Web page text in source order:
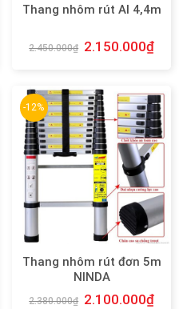
Thang nhôm rút AI 4,4m
2.450.000₫ 2.150.000₫
-12%
Thang nhôm rút đơn 5m
NINDA
2.380.000₫ 2.100.000₫